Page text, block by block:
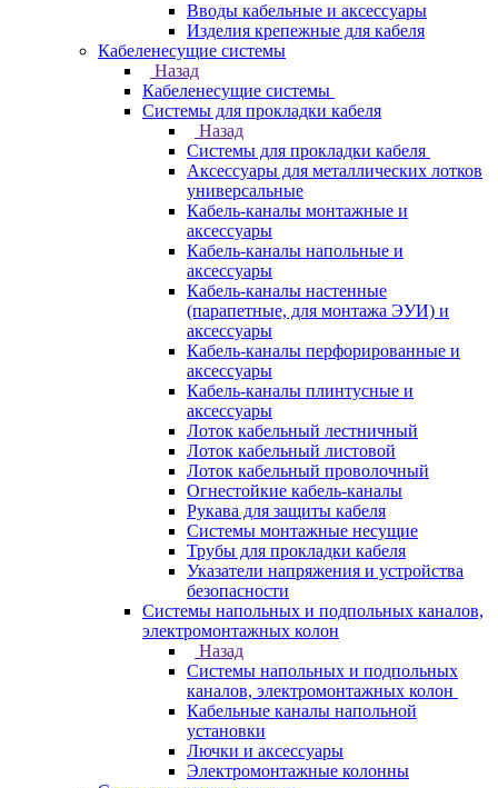
Вводы кабельные и аксессуары
Изделия крепежные для кабеля
Кабеленесущие системы
Назад
Кабеленесущие системы
Системы для прокладки кабеля
Назад
Системы для прокладки кабеля
Аксессуары для металлических лотков
универсальные
Кабель-каналы монтажные и
аксессуары
Кабель-каналы напольные и
аксессуары
Кабель-каналы настенные
(парапетные, для монтажа ЭУИ) и
аксессуары
Кабель-каналы перфорированные и
аксессуары
Кабель-каналы плинтусные и
аксессуары
Лоток кабельный лестничный
Лоток кабельный листовой
Лоток кабельный проволочный
Огнестойкие кабель-каналы
Рукава для защиты кабеля
Системы монтажные несущие
Трубы для прокладки кабеля
Указатели напряжения и устройства
безопасности
Системы напольных и подпольных каналов,
электромонтажных колон
Назад
Системы напольных и подпольных
каналов, электромонтажных колон
Кабельные каналы напольной
установки
Лючки и аксессуары
Электромонтажные колонны